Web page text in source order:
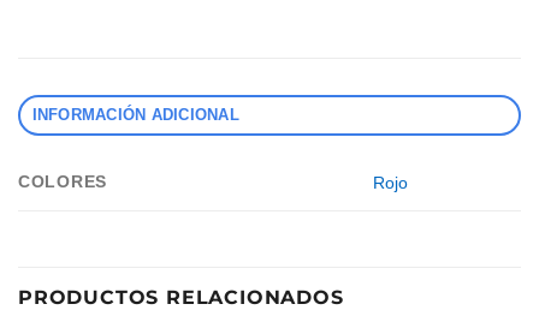
INFORMACIÓN ADICIONAL
COLORES Rojo
PRODUCTOS RELACIONADOS